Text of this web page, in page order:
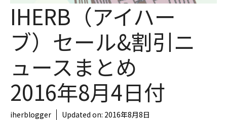
IHERB（アイハー
ブ）セール&割引ニ
ュースまとめ
2016年8月4日付
iherblogger Updated on: 2016年8月8日